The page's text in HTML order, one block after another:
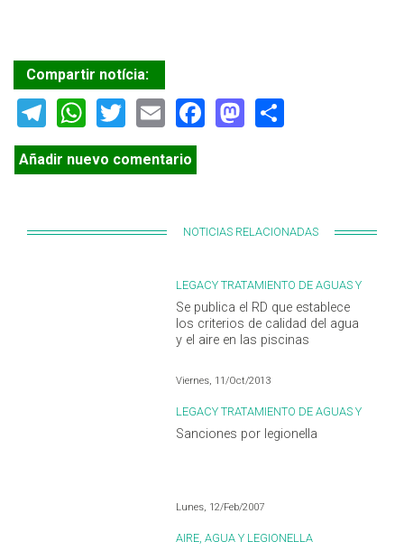
Compartir notícia:
Telegram
WhatsApp
TwitterEmailFacebook
Mastodon
Añadir nuevo comentario
NOTICIAS RELACIONADAS
LEGACY TRATAMIENTO DE AGUAS Y
LEGIONELLA
Se publica el RD que establece
los criterios de calidad del agua
y el aire en las piscinas
Viernes, 11/Oct/2013
LEGACY TRATAMIENTO DE AGUAS Y
LEGIONELLA
Sanciones por legionella
Lunes, 12/Feb/2007
AIRE, AGUA Y LEGIONELLA